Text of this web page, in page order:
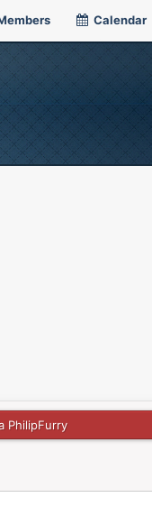
Calendar
PhilipFurry